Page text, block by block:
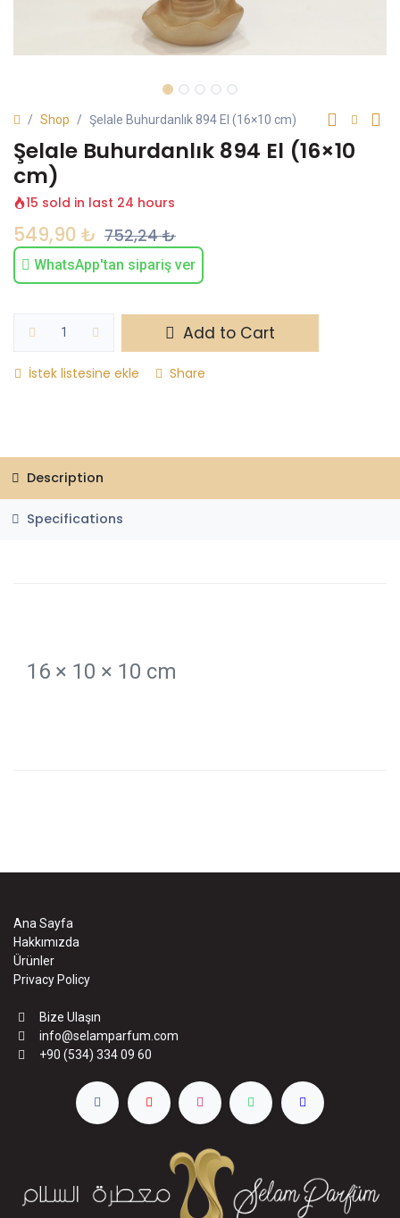
Shop Şelale Buhurdanlık 894 El (16×10 cm)
Şelale Buhurdanlık 894 El (16×10
cm)
15 sold in last 24 hours
549,90 ₺ 752,24₺
WhatsApp'tan sipariş ver
Add to Cart
İstek listesine ekle Share
Description
Specifications
16 × 10 × 10 cm
Ana Sayfa
Hakkımızda
Ürünler
Privacy Policy
Bize Ulaşın
info@selamparfum.com
+90 (534) 334 09 60